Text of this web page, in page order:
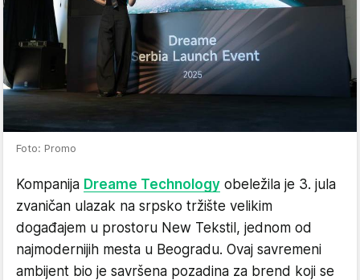
Foto: Promo
Kompanija Dreame Technology obeležila je 3. jula
zvaničan ulazak na srpsko tržište velikim
događajem u prostoru New Tekstil, jednom od
najmodernijih mesta u Beogradu. Ovaj savremeni
ambijent bio je savršena pozadina za brend koji se